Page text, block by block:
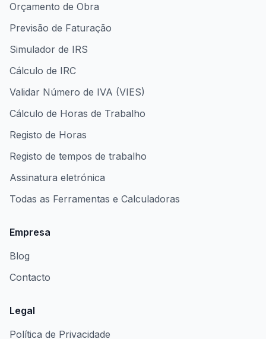
Orçamento de Obra
Previsão de Faturação
Simulador de IRS
Cálculo de IRC
Validar Número de IVA (VIES)
Cálculo de Horas de Trabalho
Registo de Horas
Registo de tempos de trabalho
Assinatura eletrónica
Todas as Ferramentas e Calculadoras
Empresa
Blog
Contacto
Legal
Política de Privacidade